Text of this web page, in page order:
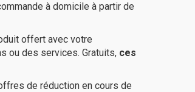
à domicile à partir de
offert avec votre
ou des services. Gratuits, ces
de réduction en cours de